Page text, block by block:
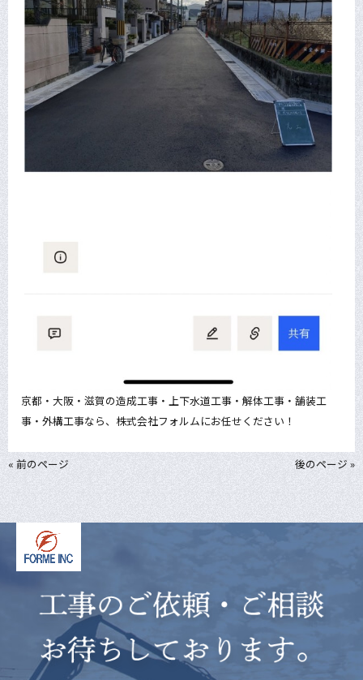
京都・大阪・滋賀の造成工事・上下水道工事・解体工事・舗装工
事・外構工事なら、株式会社フォルムにお任せください！
« 前のページ 後のページ »